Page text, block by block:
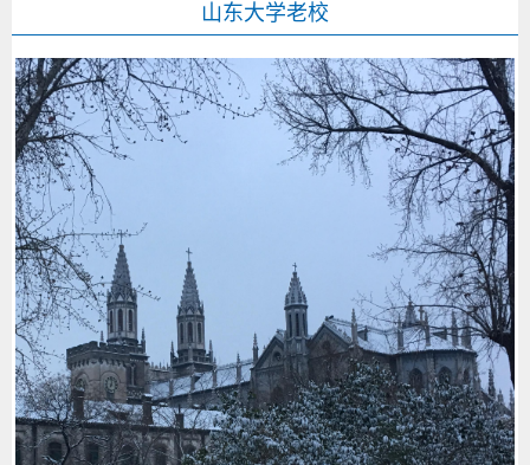
山东大学老校